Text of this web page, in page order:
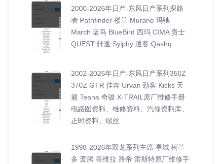
2000-2026年日产-东风日产系列探路
者 Pathfinder 楼兰 Murano 玛驰
March 蓝鸟 BlueBird 西玛 CIMA 贵士
QUEST 轩逸 Sylphy 逍客 Qashq
2002-2026年日产-东风日产系列350Z
370Z GTR 佳奔 Urvan 劲客 Kicks 天
籁 Teana 奇骏 X-TRAIL原厂维修手册
电路图资料、维修资料、汽修资料库、
正时资料、螺丝
1998-2026年双龙系列主席 享域 柯兰
多 爱腾 蒂维拉 路帝 雷斯特原厂维修手